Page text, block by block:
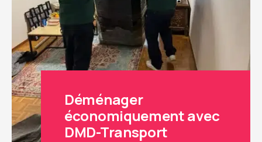
Déménager
économiquement avec
DMD-Transport